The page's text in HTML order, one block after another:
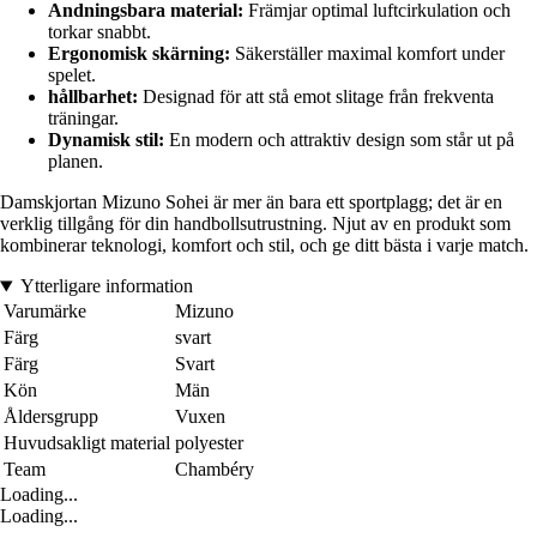
Andningsbara material: Främjar optimal luftcirkulation och
torkar snabbt.
Ergonomisk skärning: Säkerställer maximal komfort under
spelet.
hållbarhet: Designad för att stå emot slitage från frekventa
träningar.
Dynamisk stil: En modern och attraktiv design som står ut på
planen.
Damskjortan Mizuno Sohei är mer än bara ett sportplagg; det är en
verklig tillgång för din handbollsutrustning. Njut av en produkt som
kombinerar teknologi, komfort och stil, och ge ditt bästa i varje match.
Ytterligare information
Varumärke
Mizuno
Färg
svart
Färg
Svart
Kön
Män
Åldersgrupp
Vuxen
Huvudsakligt material polyester
Team
Chambéry
Loading...
Loading...